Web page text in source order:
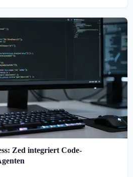
Zed integriert Code-